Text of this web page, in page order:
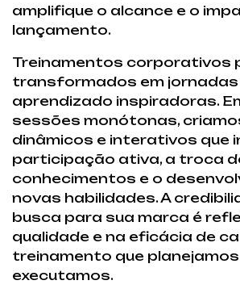
amplifique o alcance e o
lançamento.
Treinamentos corporativos
transformados em jornadas
aprendizado inspiradoras.
sessões monótonas,
dinâmicos e interativos que
participação ativa, a troca
conhecimentos e o
novas habilidades. A
busca para sua marca é
qualidade e na eficácia de
treinamento que planejamos
executamos.